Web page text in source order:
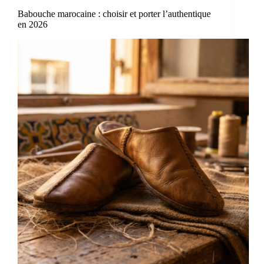
Babouche marocaine : choisir et porter l’authentique
en 2026